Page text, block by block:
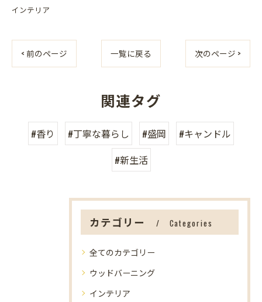
インテリア
< 前のページ 一覧に戻る 次のページ >
関連タグ
#香り #丁寧な暮らし #盛岡
#キャンドル
#新生活
カテゴリー Categories
全てのカテゴリー
ウッドバーニング
インテリア